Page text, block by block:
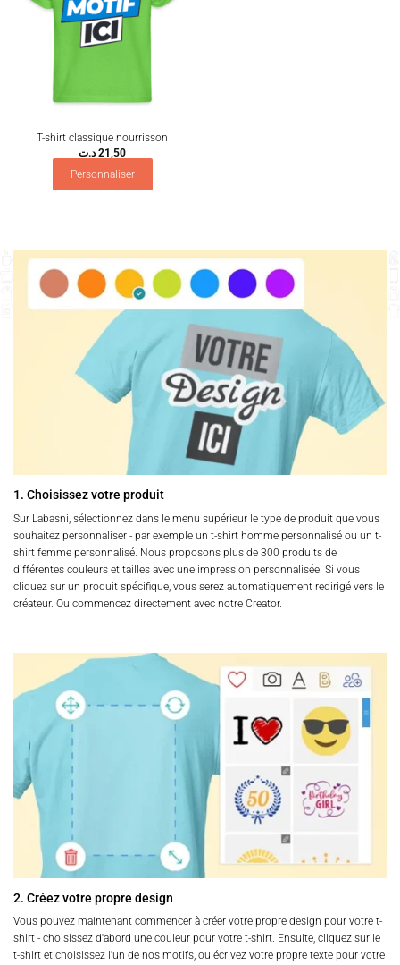
T-shirt classique nourrisson
21,50 د.ت
Personnaliser
1. Choisissez votre produit
Sur Labasni, sélectionnez dans le menu supérieur le type de produit que vous
souhaitez personnaliser - par exemple un t-shirt homme personnalisé ou un t-
shirt femme personnalisé. Nous proposons plus de 300 produits de
différentes couleurs et tailles avec une impression personnalisée. Si vous
cliquez sur un produit spécifique, vous serez automatiquement redirigé vers le
créateur. Ou commencez directement avec notre Creator.
2. Créez votre propre design
Vous pouvez maintenant commencer à créer votre propre design pour votre t-
shirt - choisissez d'abord une couleur pour votre t-shirt. Ensuite, cliquez sur le
t-shirt et choisissez l'un de nos motifs, ou écrivez votre propre texte pour votre